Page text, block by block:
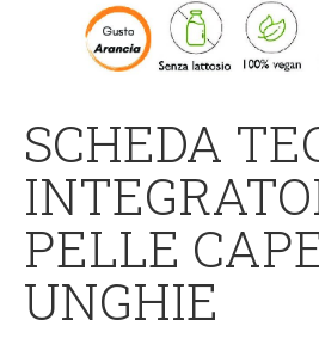
SCHEDA
PELLE
UNGHIE